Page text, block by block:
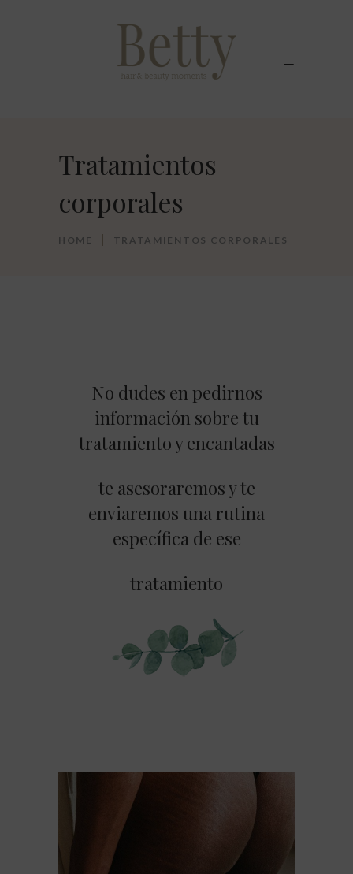
Tratamientos
corporales
HOME TRATAMIENTOS CORPORALES
No dudes en pedirnos
información sobre tu
tratamiento y encantadas
te asesoraremos y te
enviaremos una rutina
específica de ese
tratamiento